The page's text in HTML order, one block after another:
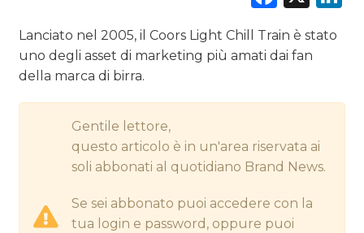
RICERCHE
Lanciato nel 2005, il Coors Light Chill Train è stato
uno degli asset di marketing più amati dai fan
della marca di birra.
Gentile lettore,
questo articolo è in un'area riservata ai
soli abbonati al quotidiano Brand News.
Se sei abbonato puoi accedere con la
tua login e password, oppure puoi